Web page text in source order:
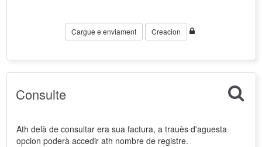
Cargue e enviament Creacion
Consulte
Ath delà de consultar era sua factura, a trauès d'aguesta
opcion poderà accedir ath nombre de registre.